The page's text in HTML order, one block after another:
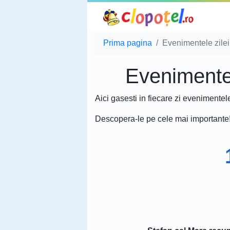
Prima pagina Evenimentele
Aici gasesti in fiecare zi
Descopera-le pe cele mai